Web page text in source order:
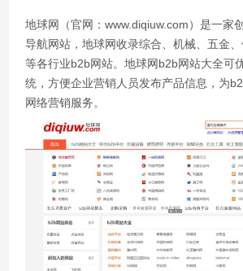
地球网（官网：www.diqiuw.com）是一家
导航网站，地球网收录综合、机械、五金
等各行业b2b网站。地球网b2b网站大全可
统，方便企业营销人员发布产品信息，为
网络营销服务。